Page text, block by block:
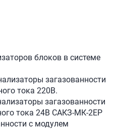
блоков в системе
загазованности
тока 220В.
загазованности
тока 24В САКЗ-МК-2ЕР
с модулем